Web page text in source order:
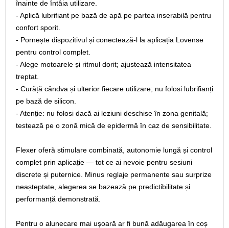
înainte de întâia utilizare.
- Aplică lubrifiant pe bază de apă pe partea inserabilă pentru
confort sporit.
- Pornește dispozitivul și conectează-l la aplicația Lovense
pentru control complet.
- Alege motoarele și ritmul dorit; ajustează intensitatea
treptat.
- Curăță cândva și ulterior fiecare utilizare; nu folosi lubrifianți
pe bază de silicon.
- Atenție: nu folosi dacă ai leziuni deschise în zona genitală;
testează pe o zonă mică de epidermă în caz de sensibilitate.
Flexer oferă stimulare combinată, autonomie lungă și control
complet prin aplicație — tot ce ai nevoie pentru sesiuni
discrete și puternice. Minus reglaje permanente sau surprize
neașteptate, alegerea se bazează pe predictibilitate și
performanță demonstrată.
Pentru o alunecare mai ușoară ar fi bună adăugarea în coș